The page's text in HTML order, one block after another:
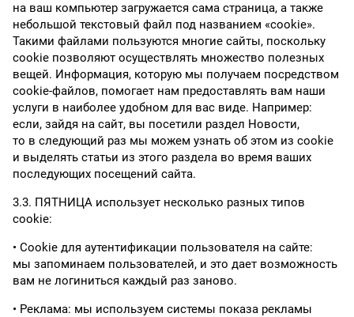
на ваш компьютер загружается сама страница, а также
небольшой текстовый файл под названием «cookie».
Такими файлами пользуются многие сайты, поскольку
cookie позволяют осуществлять множество полезных
вещей. Информация, которую мы получаем посредством
cookie-файлов, помогает нам предоставлять вам наши
услуги в наиболее удобном для вас виде. Например:
если, зайдя на сайт, вы посетили раздел Новости,
то в следующий раз мы можем узнать об этом из cookie
и выделять статьи из этого раздела во время ваших
последующих посещений сайта.
3.3. ПЯТНИЦА использует несколько разных типов
cookie:
Cookie для аутентификации пользователя на сайте:
мы запоминаем пользователей, и это дает возможность
вам не логиниться каждый раз заново.
Реклама: мы используем системы показа рекламы